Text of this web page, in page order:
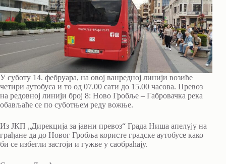
У суботу 14. фебруара, на овој ванредној линији возиће
четири аутобуса и то од 07.00 сати до 15.00 часова. Превоз
на редовној линији број 8: Ново Гробље – Габровачка река
обављаће се по суботњем реду вожње.
Из ЈКП „Дирекција за јавни превоз“ Града Ниша апелују на
грађане да до Новог Гробља користе градске аутобусе како
би се избегли застоји и гужве у саобраћају.